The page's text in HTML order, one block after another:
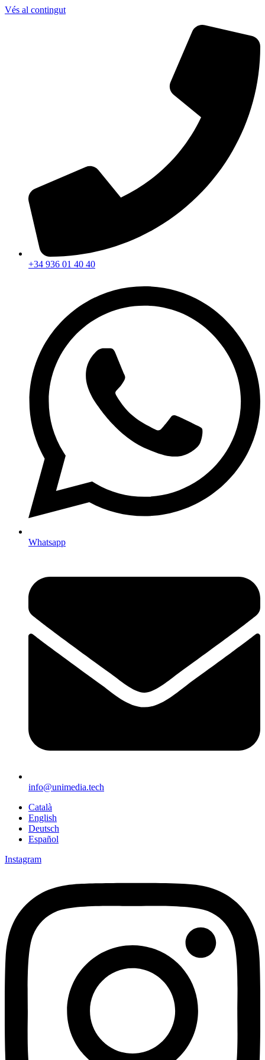
Vés al contingut
+34 936 01 40 40
Whatsapp
info@unimedia.tech
Català
English
Deutsch
Español
Instagram